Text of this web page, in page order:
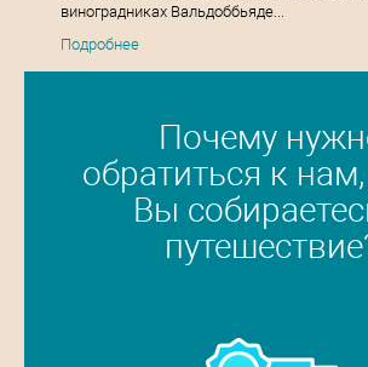
виноградниках Вальдоббьяде...
Подробнее
Почему
обратиться к
Вы